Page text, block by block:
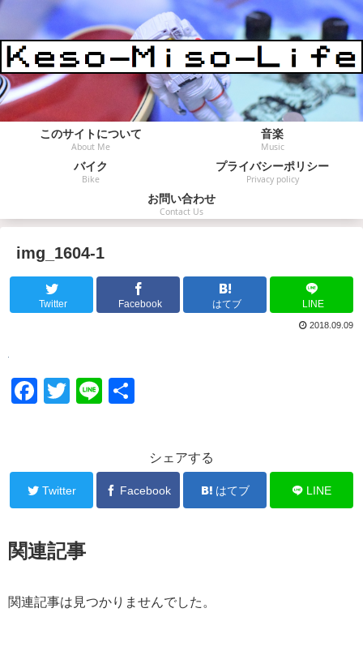
このサイトについて
About Me
音楽
Music
バイク
Bike
プライバシーポリシー
Privacy policy
お問い合わせ
Contact Us
img_1604-1
Twitter Facebook はてブ LINE
2018.09.09
F
e
b
o
T
er
Li
シェアする
Twitter Facebook はてブ LINE
関連記事
関連記事は見つかりませんでした。